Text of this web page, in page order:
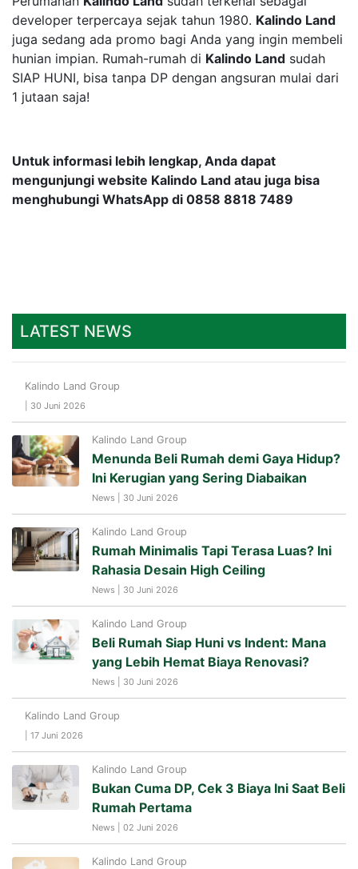
developer terpercaya sejak tahun 1980. Kalindo Land
juga sedang ada promo bagi Anda yang ingin membeli
hunian impian. Rumah-rumah di Kalindo Land sudah
SIAP HUNI, bisa tanpa DP dengan angsuran mulai dari
1 jutaan saja!
Untuk informasi lebih lengkap, Anda dapat
mengunjungi website Kalindo Land atau juga bisa
menghubungi WhatsApp di 0858 8818 7489
LATEST NEWS
Kalindo Land Group
| 30 Juni 2026
Kalindo Land Group
Menunda Beli Rumah demi Gaya Hidup?
Ini Kerugian yang Sering Diabaikan
News | 30 Juni 2026
Kalindo Land Group
Rumah Minimalis Tapi Terasa Luas? Ini
Rahasia Desain High Ceiling
News | 30 Juni 2026
Kalindo Land Group
Beli Rumah Siap Huni vs Indent: Mana
yang Lebih Hemat Biaya Renovasi?
News | 30 Juni 2026
Kalindo Land Group
| 17 Juni 2026
Kalindo Land Group
Bukan Cuma DP, Cek 3 Biaya Ini Saat Beli
Rumah Pertama
News | 02 Juni 2026
Kalindo Land Group